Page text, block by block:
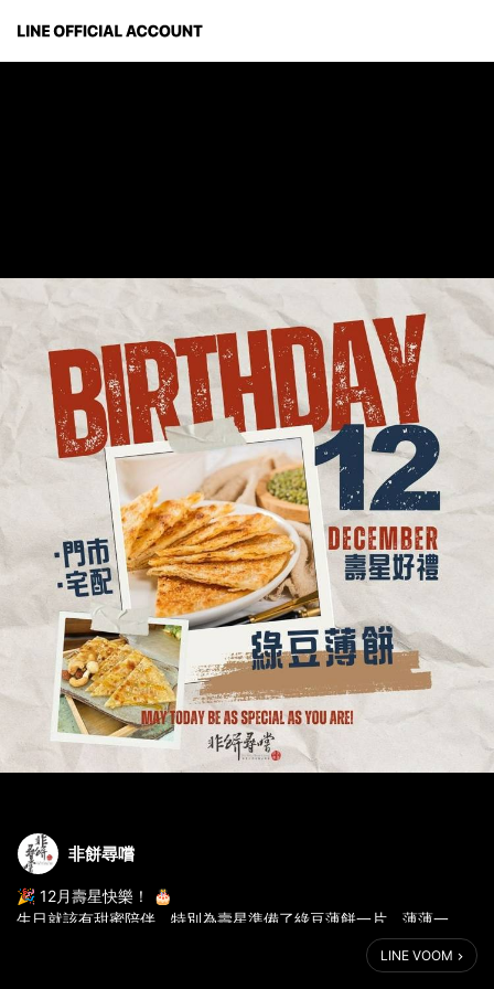
非餅尋嚐
🎉 12月壽星快樂！ 🎂
生日就該有甜蜜陪伴，特別為壽星準備了綠豆薄餅一片，薄薄一
香酥的口感、細膩的甜味，像極了生活中的小確幸。來我們這裡，
LINE VOOM